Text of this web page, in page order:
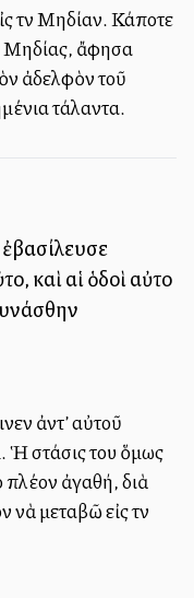
τὴν Μηδίαν. Κάποτε
Μηδίας, ἄφησα
ἀδελφὸν τοῦ
τάλαντα.
καὶ αἱ ὁδοὶ αὐτοῦ
ἀντ’ αὐτοῦ
Ἡ στάσις του ὅμως
πλέον ἀγαθή, διὰ
μεταβῶ εἰς τὴν